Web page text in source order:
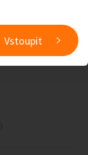
Vstoupit